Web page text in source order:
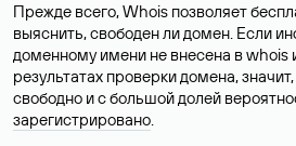
Прежде всего, Whois позволяет
выяснить, свободен ли домен. Если
доменному имени не внесена в whois
результатах проверки домена,
свободно и с большой долей
зарегистрировано.